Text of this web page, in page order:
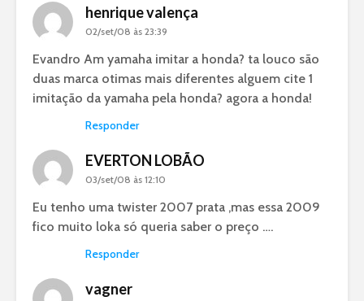
henrique valença
02/set/08 às 23:39
Evandro Am yamaha imitar a honda? ta louco são
duas marca otimas mais diferentes alguem cite 1
imitação da yamaha pela honda? agora a honda!
Responder
EVERTON LOBÃO
03/set/08 às 12:10
Eu tenho uma twister 2007 prata ,mas essa 2009
fico muito loka só queria saber o preço ….
Responder
vagner